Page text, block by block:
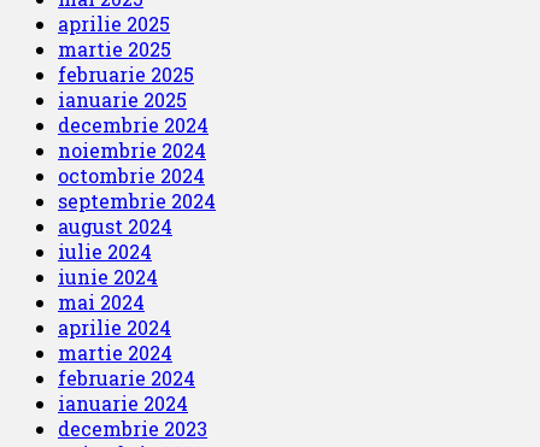
aprilie 2025
martie 2025
februarie 2025
ianuarie 2025
decembrie 2024
noiembrie 2024
octombrie 2024
septembrie 2024
august 2024
iulie 2024
iunie 2024
mai 2024
aprilie 2024
martie 2024
februarie 2024
ianuarie 2024
decembrie 2023